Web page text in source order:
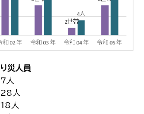
り災人員
7人
28人
18人